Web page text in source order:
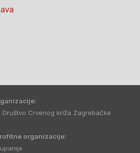
Društvo Crvenog križa Zagrebačke
organizacije: